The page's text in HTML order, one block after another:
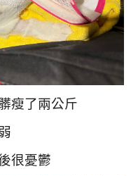
瘦了兩公斤
很憂鬱